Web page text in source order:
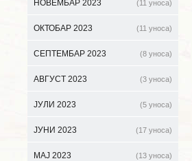
НОВЕМБАР 2023 (11 уноса)
ОКТОБАР 2023 (11 уноса)
СЕПТЕМБАР 2023 (8 уноса)
АВГУСТ 2023 (3 уноса)
ЈУЛИ 2023 (5 уноса)
ЈУНИ 2023 (17 уноса)
МАЈ 2023 (13 уноса)